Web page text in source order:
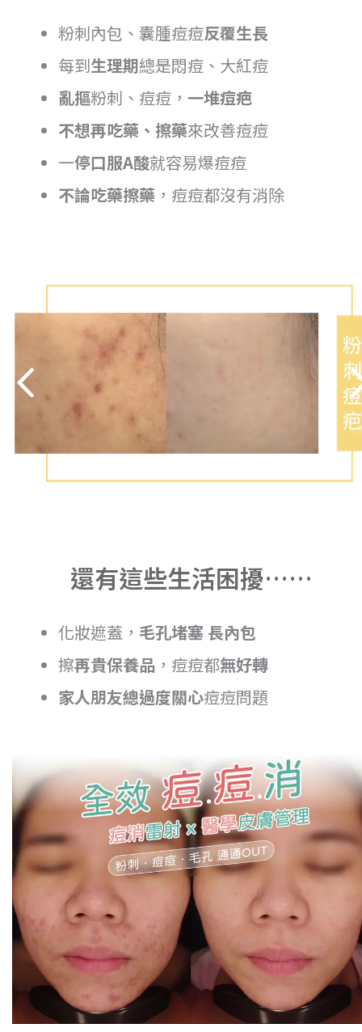
粉刺內包、囊腫痘痘反覆生長
每到生理期總是悶痘、大紅痘
亂摳粉刺、痘痘， 一堆痘疤
不想再吃藥、擦藥來改善痘痘
一停口服A酸就容易爆痘痘
不論吃藥擦藥 ，痘痘都沒有消除
還有這些生活困擾……
化妝遮蓋， 毛孔堵塞 長內包
擦再貴保養品 ，痘痘都無好轉
家人朋友總過度關心痘痘問題